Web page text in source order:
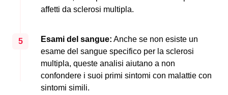
affetti da sclerosi multipla.
5 Esami del sangue: Anche se non esiste un
esame del sangue specifico per la sclerosi
multipla, queste analisi aiutano a non
confondere i suoi primi sintomi con malattie con
sintomi simili.